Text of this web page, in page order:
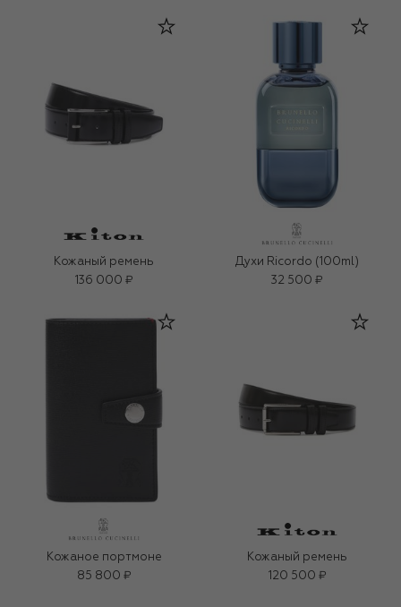
Кожаный ремень
136 000 ₽
Духи Ricordo (100ml)
32 500 ₽
Кожаное портмоне
85 800 ₽
Кожаный ремень
120 500 ₽